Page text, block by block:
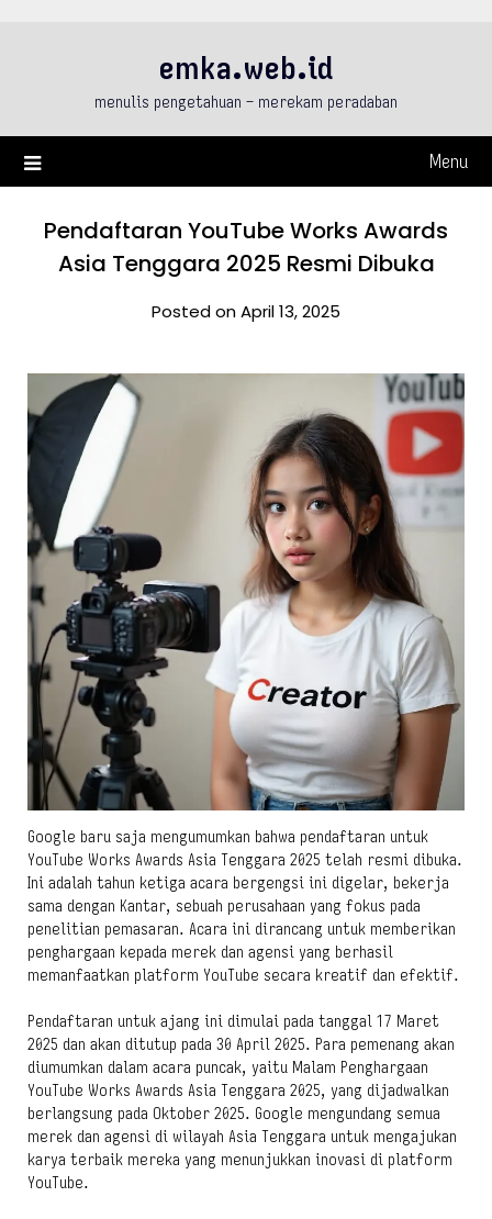
emka.web.id
menulis pengetahuan – merekam peradaban
Menu
Pendaftaran YouTube Works Awards
Asia Tenggara 2025 Resmi Dibuka
Posted on April 13, 2025
Google baru saja mengumumkan bahwa pendaftaran untuk
YouTube Works Awards Asia Tenggara 2025 telah resmi dibuka.
Ini adalah tahun ketiga acara bergengsi ini digelar, bekerja
sama dengan Kantar, sebuah perusahaan yang fokus pada
penelitian pemasaran. Acara ini dirancang untuk memberikan
penghargaan kepada merek dan agensi yang berhasil
memanfaatkan platform YouTube secara kreatif dan efektif.
Pendaftaran untuk ajang ini dimulai pada tanggal 17 Maret
2025 dan akan ditutup pada 30 April 2025. Para pemenang akan
diumumkan dalam acara puncak, yaitu Malam Penghargaan
YouTube Works Awards Asia Tenggara 2025, yang dijadwalkan
berlangsung pada Oktober 2025. Google mengundang semua
merek dan agensi di wilayah Asia Tenggara untuk mengajukan
karya terbaik mereka yang menunjukkan inovasi di platform
YouTube.